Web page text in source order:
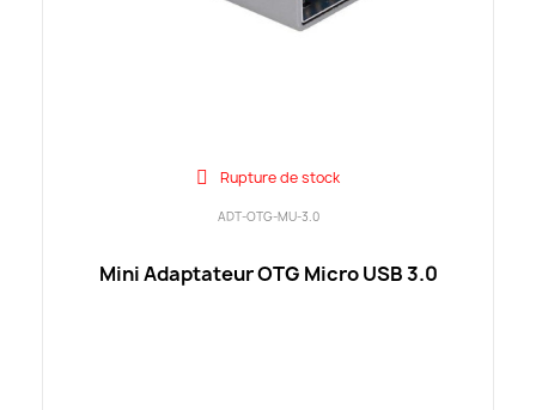
Rupture de stock
ADT-OTG-MU-3.0
Mini Adaptateur OTG Micro USB 3.0